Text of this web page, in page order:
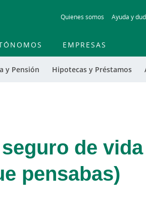
Quienes somos Ayuda y
y Pensión Hipotecas y Préstamos
EMPRESAS
de
pensabas)